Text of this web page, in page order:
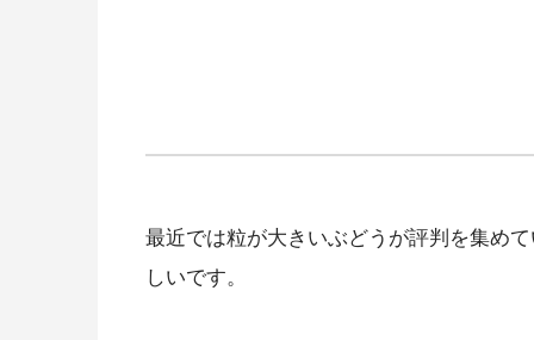
最近では粒が大きいぶどうが評判を集め
しいです。